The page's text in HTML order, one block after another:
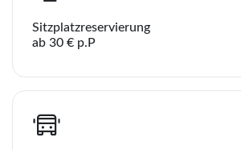
Sitzplatzreservierung
ab 30 € p.P